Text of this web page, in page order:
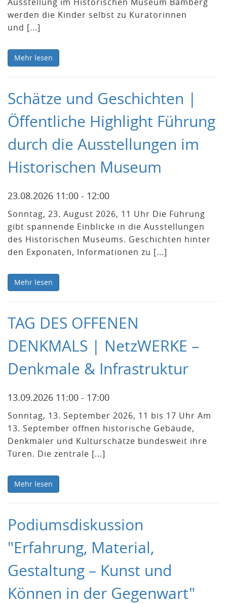
werden die Kinder selbst zu Kuratorinnen
und [...]
Mehr lesen
Schätze und Geschichten |
Öffentliche Highlight Führung
durch die Ausstellungen im
Historischen Museum
23.08.2026 11:00 - 12:00
Sonntag, 23. August 2026, 11 Uhr Die Führung
gibt spannende Einblicke in die Ausstellungen
des Historischen Museums. Geschichten hinter
den Exponaten, Informationen zu [...]
Mehr lesen
TAG DES OFFENEN
DENKMALS | NetzWERKE –
Denkmale & Infrastruktur
13.09.2026 11:00 - 17:00
Sonntag, 13. September 2026, 11 bis 17 Uhr Am
13. September öffnen historische Gebäude,
Denkmäler und Kulturschätze bundesweit ihre
Türen. Die zentrale [...]
Mehr lesen
Podiumsdiskussion
"Erfahrung, Material,
Gestaltung – Kunst und
Können in der Gegenwart"